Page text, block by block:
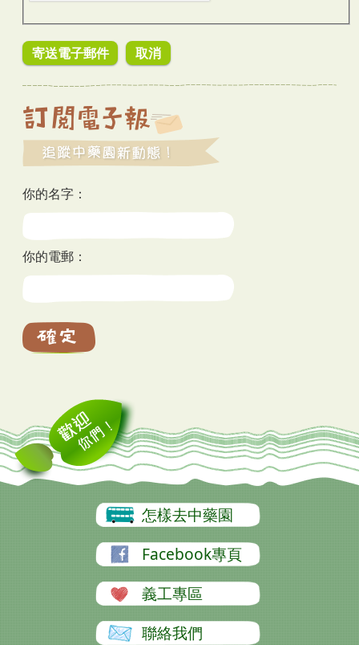
你的名字：
你的電郵：
怎樣去中藥園
Facebook專頁
義工專區
聯絡我們